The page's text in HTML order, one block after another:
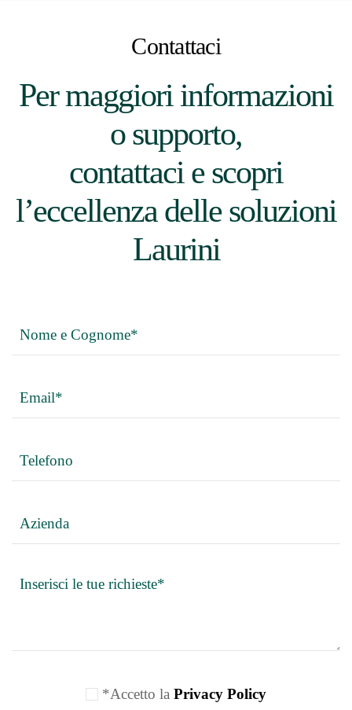
Contattaci
Per maggiori informazioni
o supporto,
contattaci e scopri
l’eccellenza delle soluzioni
Laurini
*Accetto la Privacy Policy